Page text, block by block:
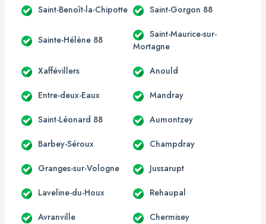
Saint-Benoît-la-Chipotte Saint-Gorgon 88
Sainte-Hélène 88
Saint-Maurice-sur-
Mortagne
Xaffévillers Anould
Entre-deux-Eaux Mandray
Saint-Léonard 88 Aumontzey
Barbey-Séroux Champdray
Granges-sur-Vologne Jussarupt
Laveline-du-Houx Rehaupal
Avranville Chermisey